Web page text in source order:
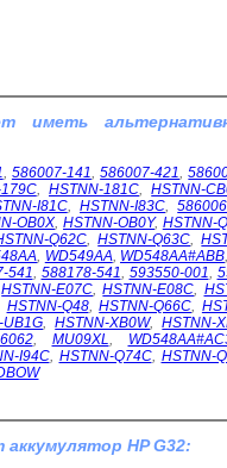
иметь
, 586007-141,586007-421,
, HSTNN-181C,HSTNN-
I81C, HSTNN-I83C,
OB0X, HSTNN-OB0Y, HSTNN-
Q62C,HSTNN-Q63C,
, WD549AA, WD548AA#ABB
541, 588178-541, 593550-001,
HSTNN-E07C,HSTNN-E08C,
HSTNN-Q48,HSTNN-Q66C,
UB1G,HSTNN-XB0W,HSTNN-
, MU09XL,
I94C, HSTNN-Q74C, HSTNN-
HP G32: